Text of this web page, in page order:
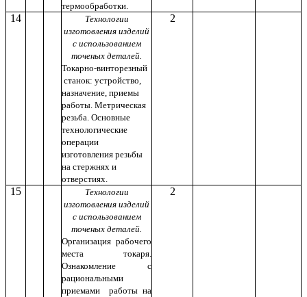
термообработки.
14
Технологии
изготовления изделий
с использованием
точеных деталей.
Токарно-винторезный
станок: устройство,
назначение, приемы
работы. Метрическая
резьба. Основные
технологические
операции
изготовления резьбы
на стержнях и
отверстиях.
2
15
Технологии
изготовления изделий
с использованием
точеных деталей.
Организация рабочего
места токаря.
Ознакомление с
рациональными
приемами работы на
2